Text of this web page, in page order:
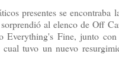
presentes se encontraba
al elenco de Off
Everything's Fine, junto
tuvo un nuevo